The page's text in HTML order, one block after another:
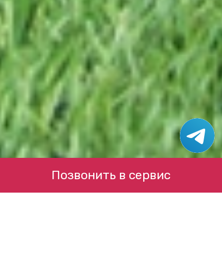
Позвонить в сервис